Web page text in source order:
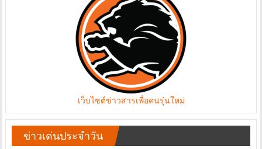
เว็บไซต์ข่าวสารเพื่อคนรุ่นใหม่
ข่าวเด่นประจำวัน